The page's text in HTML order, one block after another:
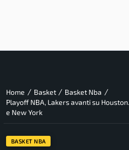
Home / Basket / Basket Nba /
Playoff NBA, Lakers avanti su
e New York
BASKET NBA